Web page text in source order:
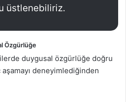
üstlenebiliriz.
Özgürlüğe
duygusal özgürlüğe doğru
deneyimlediğinden